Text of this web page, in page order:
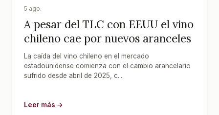
5 ago.
A pesar del TLC con EEUU el vino
chileno cae por nuevos aranceles
La caída del vino chileno en el mercado
estadounidense comienza con el cambio arancelario
sufrido desde abril de 2025, c...
Leer más →